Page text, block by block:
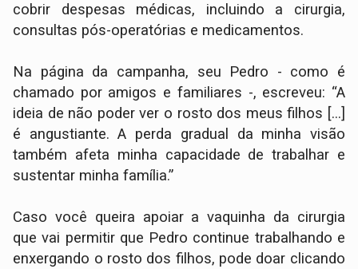
cobrir despesas médicas, incluindo a cirurgia,
consultas pós-operatórias e medicamentos.
Na página da campanha, seu Pedro - como é
chamado por amigos e familiares -, escreveu: “A
ideia de não poder ver o rosto dos meus filhos [...]
é angustiante. A perda gradual da minha visão
também afeta minha capacidade de trabalhar e
sustentar minha família.”
Caso você queira apoiar a vaquinha da cirurgia
que vai permitir que Pedro continue trabalhando e
enxergando o rosto dos filhos, pode doar clicando